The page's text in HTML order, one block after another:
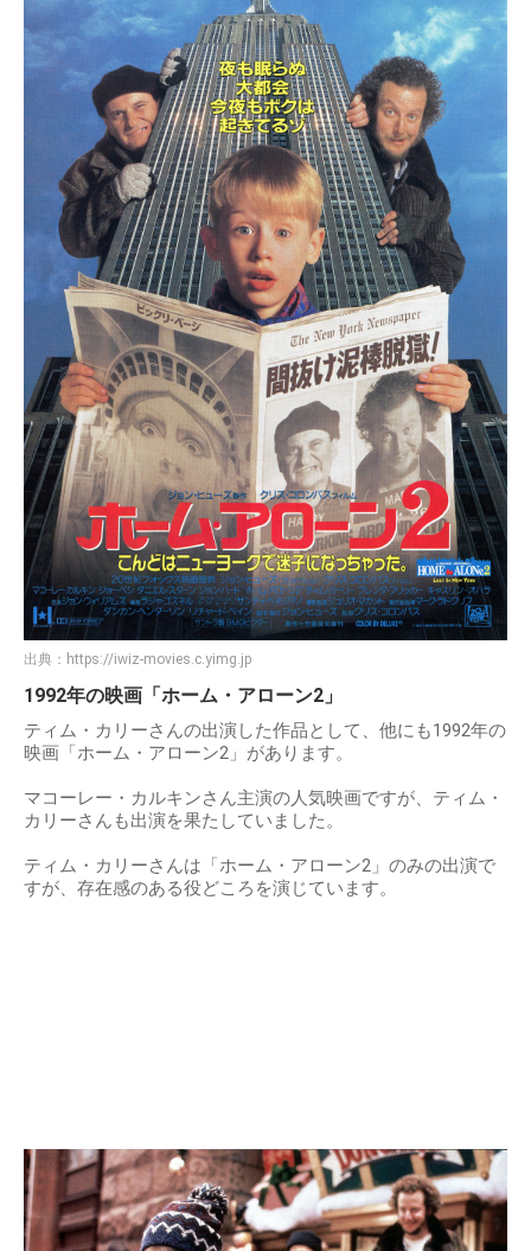
出典： https://iwiz-movies.c.yimg.jp
1992年の映画「ホーム・アローン2」
ティム・カリーさんの出演した作品として、他にも1992年の
映画「ホーム・アローン2」があります。
マコーレー・カルキンさん主演の人気映画ですが、ティム・
カリーさんも出演を果たしていました。
ティム・カリーさんは「ホーム・アローン2」のみの出演で
すが、存在感のある役どころを演じています。